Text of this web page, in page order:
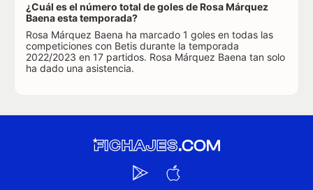
¿Cuál es el número total de goles de Rosa Márquez
Baena esta temporada?
Rosa Márquez Baena ha marcado 1 goles en todas las
competiciones con Betis durante la temporada
2022/2023 en 17 partidos. Rosa Márquez Baena tan solo
ha dado una asistencia.